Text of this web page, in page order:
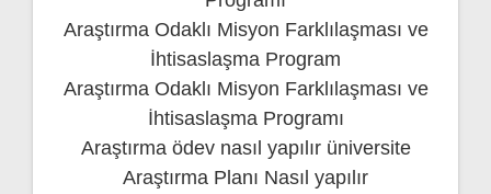
Araştırma Odaklı Misyon Farklılaşması ve
İhtisaslaşma Program
Araştırma Odaklı Misyon Farklılaşması ve
İhtisaslaşma Programı
Araştırma ödev nasıl yapılır üniversite
Araştırma Planı Nasıl yapılır